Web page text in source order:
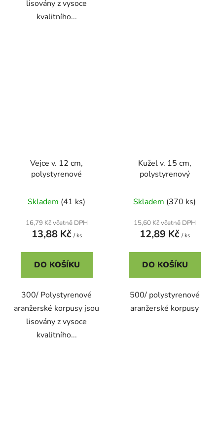
lisovány z vysoce
kvalitního...
Vejce v. 12 cm,
polystyrenové
Skladem (41 ks)
16,79 Kč včetně DPH
13,88 Kč / ks
DO KOŠÍKU
300/ Polystyrenové
aranžerské korpusy jsou
lisovány z vysoce
kvalitního...
Kužel v. 15 cm,
polystyrenový
Skladem (370 ks)
15,60 Kč včetně DPH
12,89 Kč / ks
DO KOŠÍKU
500/ polystyrenové
aranžerské korpusy